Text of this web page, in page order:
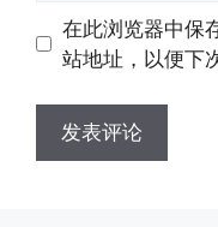
址
址
在此浏览器中保
站地址，以便下